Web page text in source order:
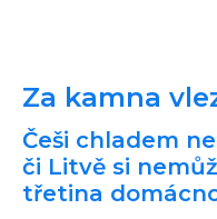
Za kamna
Češi chladem
či Litvě si
třetina